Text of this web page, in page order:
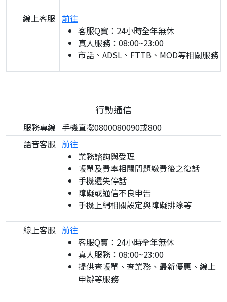
線上客服 前往
客服Q寶：24小時全年無休
真人服務：08:00~23:00
市話、ADSL、FTTB、MOD等相關服務
行動通信
服務專線 手機直撥0800080090或800
語音客服 前往
業務諮詢與受理
帳單及費率相關問題繳費後之復話
手機遺失停話
障礙或通信不良申告
手機上網相關設定與障礙排除等
線上客服 前往
客服Q寶：24小時全年無休
真人服務：08:00~23:00
提供查帳單、查業務、最新優惠、線上
申辦等服務